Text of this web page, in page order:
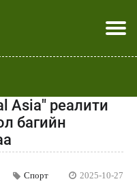
Asia" реалити
багийн
Спорт 2025-10-27